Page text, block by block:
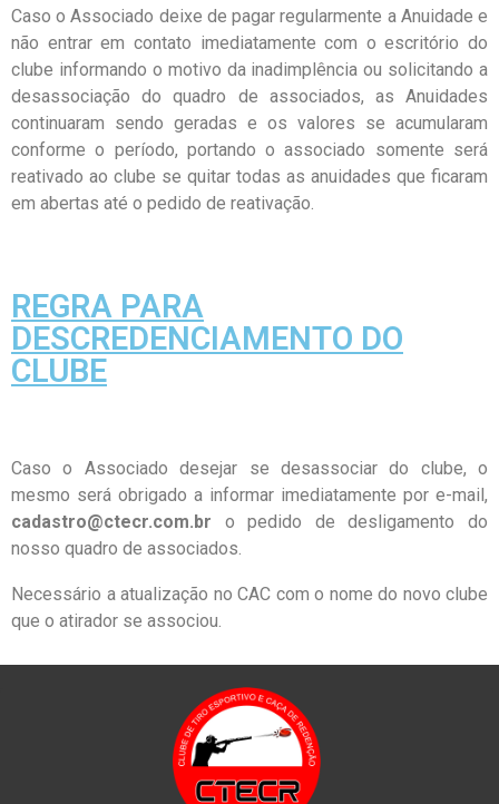
Caso o Associado deixe de pagar regularmente a Anuidade e
não entrar em contato imediatamente com o escritório do
clube informando o motivo da inadimplência ou solicitando a
desassociação do quadro de associados, as Anuidades
continuaram sendo geradas e os valores se acumularam
conforme o período, portando o associado somente será
reativado ao clube se quitar todas as anuidades que ficaram
em abertas até o pedido de reativação.
REGRA PARA
DESCREDENCIAMENTO DO
CLUBE
Caso o Associado desejar se desassociar do clube, o
mesmo será obrigado a informar imediatamente por e-mail,
cadastro@ctecr.com.br o pedido de desligamento do
nosso quadro de associados.
Necessário a atualização no CAC com o nome do novo clube
que o atirador se associou.